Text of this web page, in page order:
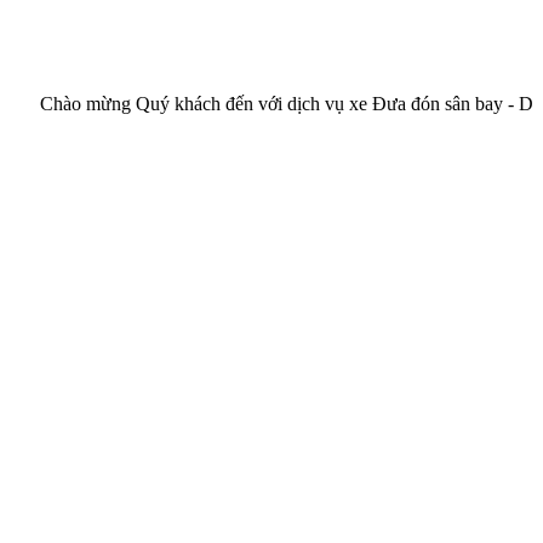
mừng Quý khách đến với dịch vụ xe Đưa đón sân bay - Du lịch